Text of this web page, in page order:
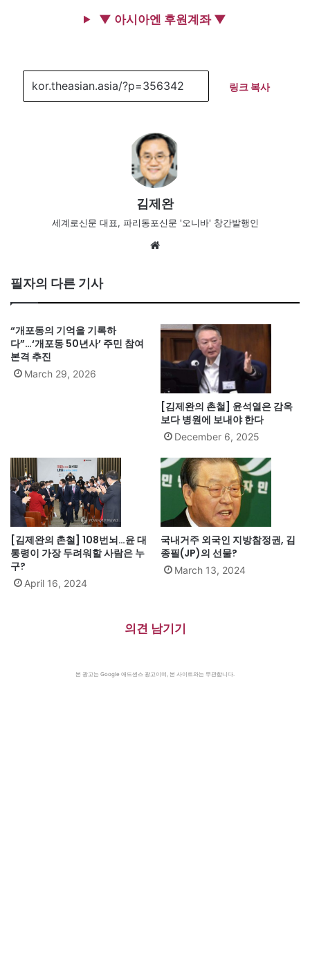
▼ 아시아엔 후원계좌 ▼
링크 복사
김제완
세계로신문 대표, 파리동포신문 '오니바' 창간발행인
필자의 다른 기사
“개포동의 기억을 기록하
다”…‘개포동 50년사’ 주민 참여
본격 추진
March 29, 2026
[김제완의 촌철] 윤석열은 감옥
보다 병원에 보내야 한다
December 6, 2025
[김제완의 촌철] 108번뇌…윤 대
통령이 가장 두려워할 사람은 누
구?
April 16, 2024
국내거주 외국인 지방참정권, 김
종필(JP)의 선물?
March 13, 2024
의견 남기기
본 광고는 Google 애드센스 광고이며, 본 사이트와는 무관합니다.